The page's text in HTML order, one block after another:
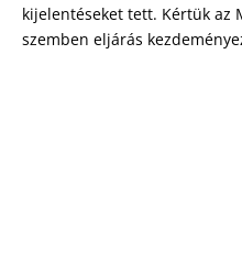
kijelentéseket tett. Kértük az
szemben eljárás